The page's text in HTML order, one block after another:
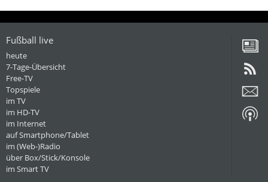
Fußball live
heute
7-Tage-Übersicht
Free-TV
Topspiele
im TV
im HD-TV
im Internet
auf Smartphone/Tablet
im (Web-)Radio
über Box/Stick/Konsole
im Smart TV